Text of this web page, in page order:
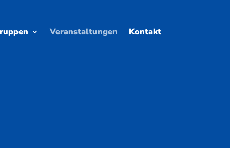
Veranstaltungen Kontakt